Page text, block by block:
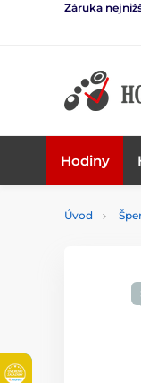
Záruka
Hodiny
Úvod